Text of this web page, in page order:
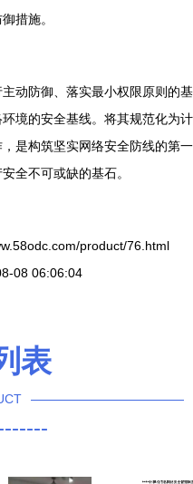
措施。
动防御、落实最小权限原则的基
境的安全基线。将其规范化为计
是构筑坚实网络安全防线的第一
全不可或缺的基石。
product/76.html
08 06:06:04
表